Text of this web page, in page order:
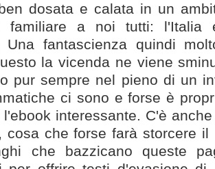
dosata e calata in un
familiare a noi tutti:
Una fantascienza quindi
la vicenda ne viene
pur sempre nel pieno di un
ci sono e forse è
interessante. C'è
cosa che forse farà storcere
che bazzicano queste